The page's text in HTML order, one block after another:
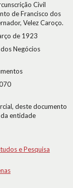
Civil
de Francisco dos
Velez Caroço.
de 1923
Negócios
deste documento
entidade
e Pesquisa